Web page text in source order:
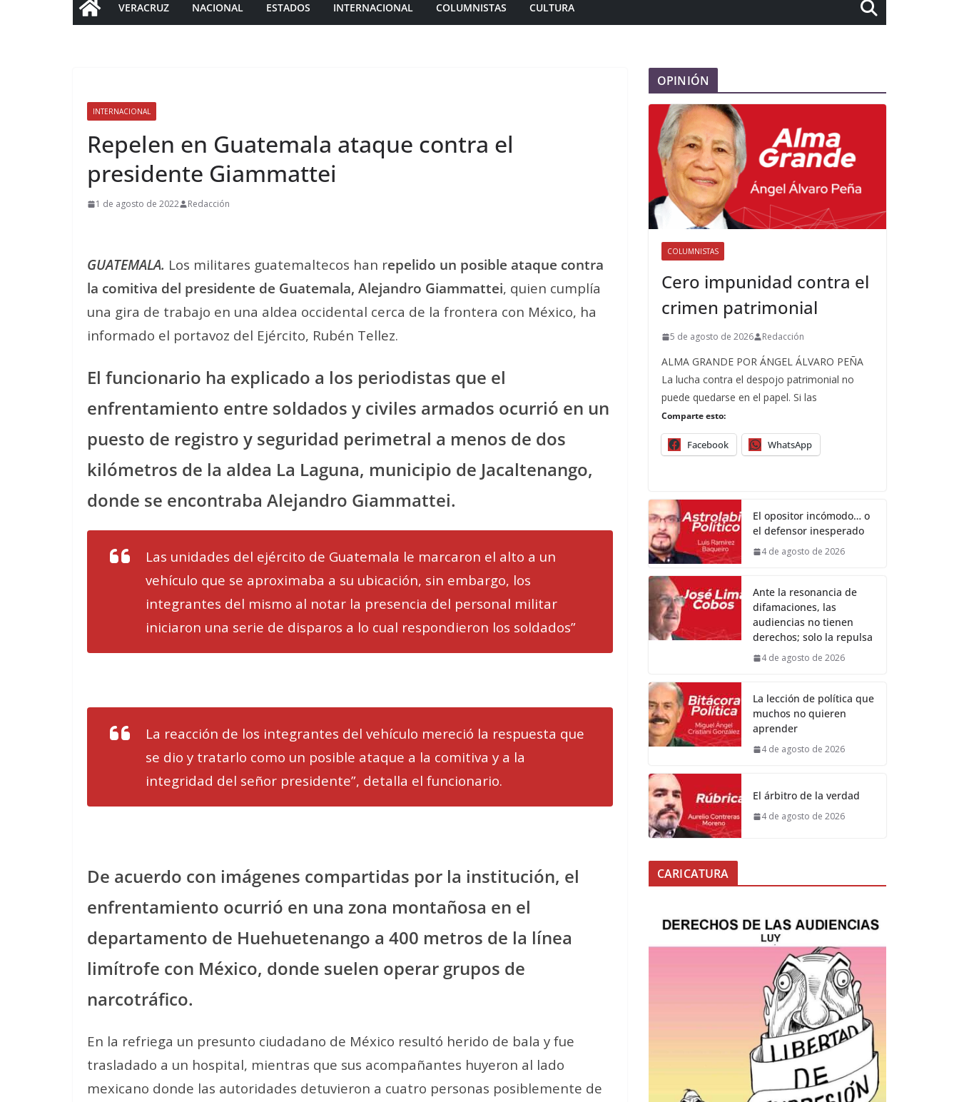
VERACRUZ NACIONAL ESTADOS INTERNACIONAL COLUMNISTAS CULTURA
INTERNACIONAL
Repelen en Guatemala ataque contra el
presidente Giammattei
1 de agosto de 2022 Redacción
GUATEMALA. Los militares guatemaltecos han repelido un posible ataque contra
la comitiva del presidente de Guatemala, Alejandro Giammattei, quien cumplía
una gira de trabajo en una aldea occidental cerca de la frontera con México, ha
informado el portavoz del Ejército, Rubén Tellez.
El funcionario ha explicado a los periodistas que el
enfrentamiento entre soldados y civiles armados ocurrió en un
puesto de registro y seguridad perimetral a menos de dos
kilómetros de la aldea La Laguna, municipio de Jacaltenango,
donde se encontraba Alejandro Giammattei.
Las unidades del ejército de Guatemala le marcaron el alto a un
vehículo que se aproximaba a su ubicación, sin embargo, los
integrantes del mismo al notar la presencia del personal militar
iniciaron una serie de disparos a lo cual respondieron los soldados”
La reacción de los integrantes del vehículo mereció la respuesta que
se dio y tratarlo como un posible ataque a la comitiva y a la
integridad del señor presidente”, detalla el funcionario.
De acuerdo con imágenes compartidas por la institución, el
enfrentamiento ocurrió en una zona montañosa en el
departamento de Huehuetenango a 400 metros de la línea
limítrofe con México, donde suelen operar grupos de
narcotráfico.
En la refriega un presunto ciudadano de México resultó herido de bala y fue
trasladado a un hospital, mientras que sus acompañantes huyeron al lado
mexicano donde las autoridades detuvieron a cuatro personas posiblemente de
OPINIÓN
COLUMNISTAS
Cero impunidad contra el
crimen patrimonial
5 de agosto de 2026 Redacción
ALMA GRANDE POR ÁNGEL ÁLVARO PEÑA
La lucha contra el despojo patrimonial no
puede quedarse en el papel. Si las
Comparte esto:
Facebook WhatsApp
El opositor incómodo… o
el defensor inesperado
4 de agosto de 2026
Ante la resonancia de
difamaciones, las
audiencias no tienen
derechos; solo la repulsa
4 de agosto de 2026
La lección de política que
muchos no quieren
aprender
4 de agosto de 2026
El árbitro de la verdad
4 de agosto de 2026
CARICATURA